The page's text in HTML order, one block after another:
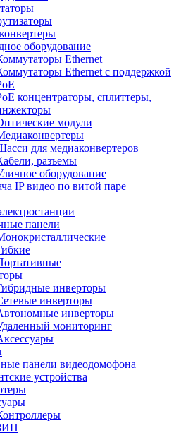
оборудование
Ethernet
Ethernet с поддержкой
концентраторы, сплиттеры,
модули
для медиаконвертеров
разъемы
оборудование
IP видео по витой паре
панели
инверторы
инверторы
инверторы
мониторинг
панели видеодомофона
устройства